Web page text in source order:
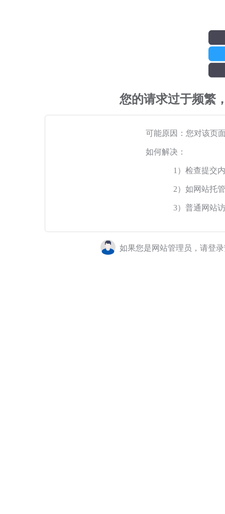
您的请求过于频繁
可能原因：您对该页
如何解决：
1）检查提交
2）如网站托
3）普通网站
如果您是网站管理员，请登